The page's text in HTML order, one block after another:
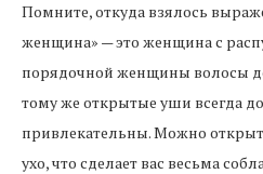
Помните, откуда взялось
женщина» — это женщина с
порядочной женщины волосы
тому же открытые уши всегда
привлекательны. Можно
ухо, что сделает вас весьма